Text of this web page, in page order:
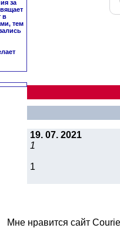
за
в
тем
19. 07. 2021
1
1
Мне нравится сайт